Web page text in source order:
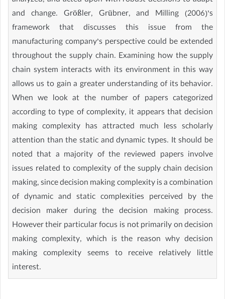
and change. Größler, Grübner, and Milling (2006)’s
framework that discusses this issue from the
manufacturing company’s perspective could be extended
throughout the supply chain. Examining how the supply
chain system interacts with its environment in this way
allows us to gain a greater understanding of its behavior.
When we look at the number of papers categorized
according to type of complexity, it appears that decision
making complexity has attracted much less scholarly
attention than the static and dynamic types. It should be
noted that a majority of the reviewed papers involve
issues related to complexity of the supply chain decision
making, since decision making complexity is a combination
of dynamic and static complexities perceived by the
decision maker during the decision making process.
However their particular focus is not primarily on decision
making complexity, which is the reason why decision
making complexity seems to receive relatively little
interest.